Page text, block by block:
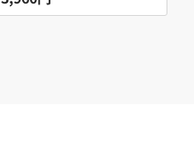
ラック